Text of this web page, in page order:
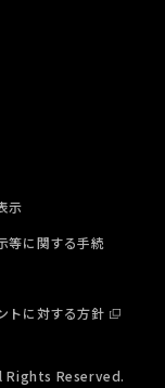
示
等に関する手続
トに対する方針
Reserved.